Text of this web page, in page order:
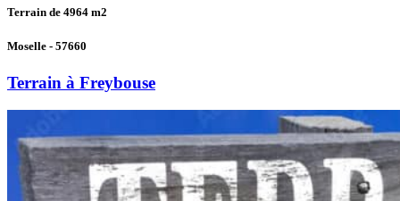
Terrain de 4964 m2
Moselle - 57660
Terrain à Freybouse